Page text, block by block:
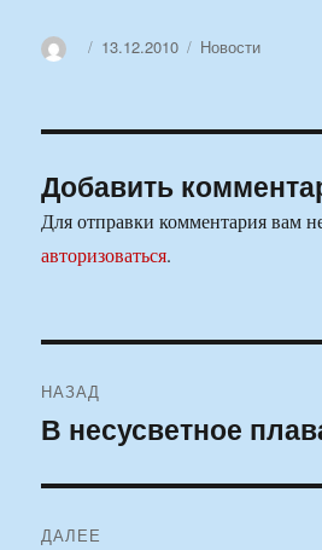
АвторОпубликовано
13.12.2010 Рубрики
Новости
Добавить
Для отправки комментария вам
авторизоваться.
по
НАЗАД
Предыдущая
В несусветное
ДАЛЕЕ